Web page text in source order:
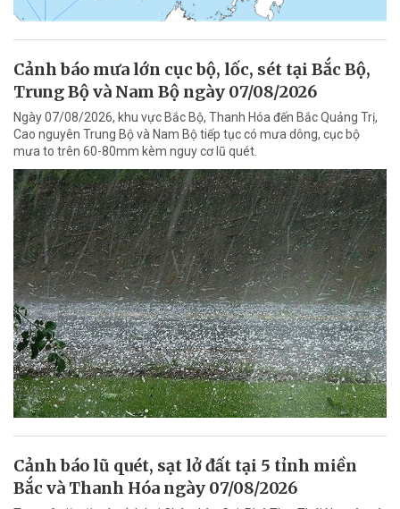
Cảnh báo mưa lớn cục bộ, lốc, sét tại Bắc Bộ,
Trung Bộ và Nam Bộ ngày 07/08/2026
Ngày 07/08/2026, khu vực Bắc Bộ, Thanh Hóa đến Bắc Quảng Trị,
Cao nguyên Trung Bộ và Nam Bộ tiếp tục có mưa dông, cục bộ
mưa to trên 60-80mm kèm nguy cơ lũ quét.
Cảnh báo lũ quét, sạt lở đất tại 5 tỉnh miền
Bắc và Thanh Hóa ngày 07/08/2026